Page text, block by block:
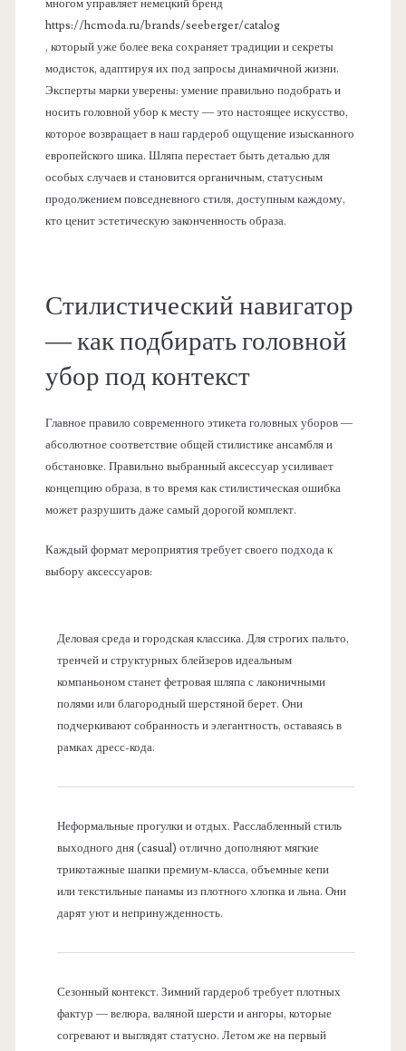
многом управляет немецкий бренд
https://hcmoda.ru/brands/seeberger/catalog
, который уже более века сохраняет традиции и секреты
модисток, адаптируя их под запросы динамичной жизни.
Эксперты марки уверены: умение правильно подобрать и
носить головной убор к месту — это настоящее искусство,
которое возвращает в наш гардероб ощущение изысканного
европейского шика. Шляпа перестает быть деталью для
особых случаев и становится органичным, статусным
продолжением повседневного стиля, доступным каждому,
кто ценит эстетическую законченность образа.
Стилистический навигатор
— как подбирать головной
убор под контекст
Главное правило современного этикета головных уборов —
абсолютное соответствие общей стилистике ансамбля и
обстановке. Правильно выбранный аксессуар усиливает
концепцию образа, в то время как стилистическая ошибка
может разрушить даже самый дорогой комплект.
Каждый формат мероприятия требует своего подхода к
выбору аксессуаров:
Деловая среда и городская классика. Для строгих пальто,
тренчей и структурных блейзеров идеальным
компаньоном станет фетровая шляпа с лаконичными
полями или благородный шерстяной берет. Они
подчеркивают собранность и элегантность, оставаясь в
рамках дресс-кода.
Неформальные прогулки и отдых. Расслабленный стиль
выходного дня (casual) отлично дополняют мягкие
трикотажные шапки премиум-класса, объемные кепи
или текстильные панамы из плотного хлопка и льна. Они
дарят уют и непринужденность.
Сезонный контекст. Зимний гардероб требует плотных
фактур — велюра, валяной шерсти и ангоры, которые
согревают и выглядят статусно. Летом же на первый